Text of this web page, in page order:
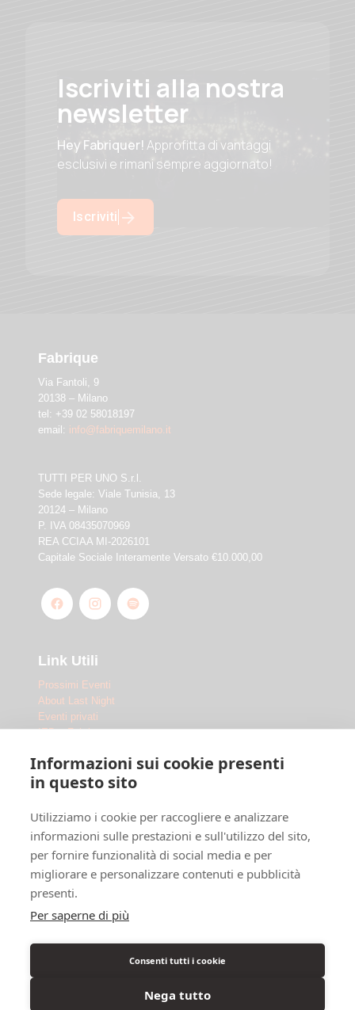
Informazioni sui cookie presenti
in questo sito
Utilizziamo i cookie per raccogliere e analizzare
informazioni sulle prestazioni e sull'utilizzo del sito,
per fornire funzionalità di social media e per
migliorare e personalizzare contenuti e pubblicità
presenti.
Per saperne di più
Consenti tutti i cookie
Nega tutto
Iscriviti alla nostra
newsletter
Hey Fabriquer!Approfitta di vantaggi
esclusivi e rimani sempre aggiornato!
Iscriviti
Fabrique
Via Fantoli, 9
20138 – Milano
tel: +39 02 58018197
email: info@fabriquemilano.it
TUTTI PER UNO S.r.l.
Sede legale: Viale Tunisia, 13
20124 – Milano
P. IVA 08435070969
REA CCIAA MI-2026101
Capitale Sociale Interamente Versato €10.000,00
Link Utili
Prossimi Eventi
About Last Night
Eventi privati
IED x Fabrique
Le Location
Ippodromo Snai San Siro
Ippodromo Snai La Maura
Dove siamo
F.A.Q.
Cookie Policy